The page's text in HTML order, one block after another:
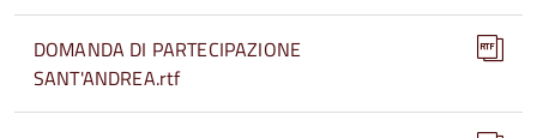
DOMANDA DI PARTECIPAZIONE
SANT'ANDREA.rtf